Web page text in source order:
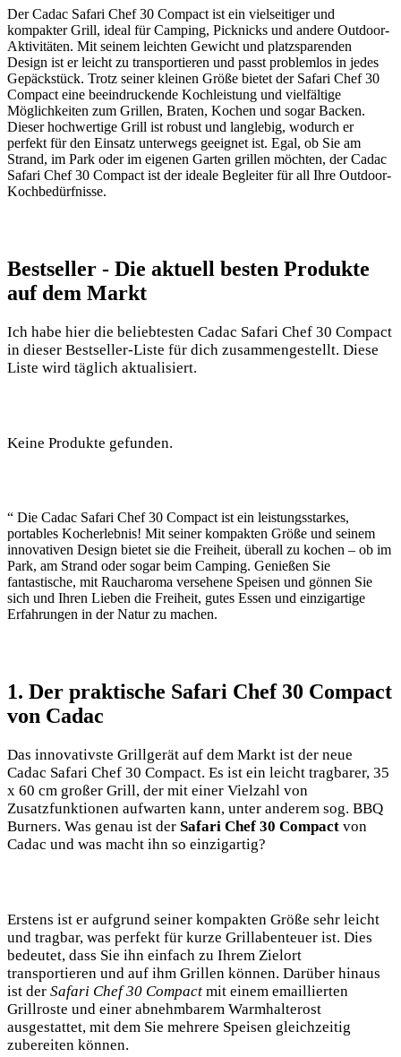
Der Cadac Safari Chef 30 Compact ist ein vielseitiger und
kompakter Grill, ideal für Camping, Picknicks und andere Outdoor-
Aktivitäten. Mit seinem leichten Gewicht und platzsparenden
Design ist er leicht zu transportieren und passt problemlos in jedes
Gepäckstück. Trotz seiner kleinen Größe bietet der Safari Chef 30
Compact eine beeindruckende Kochleistung und vielfältige
Möglichkeiten zum Grillen, Braten, Kochen und sogar Backen.
Dieser hochwertige Grill ist robust und langlebig, wodurch er
perfekt für den Einsatz unterwegs geeignet ist. Egal, ob Sie am
Strand, im Park oder im eigenen Garten grillen möchten, der Cadac
Safari Chef 30 Compact ist der ideale Begleiter für all Ihre Outdoor-
Kochbedürfnisse.
Bestseller ⁣- Die aktuell besten Produkte
auf dem Markt
Ich habe hier⁤ die beliebtesten Cadac Safari Chef 30 Compact
in ⁢dieser Bestseller-Liste für dich ⁣zusammengestellt. Diese
Liste wird täglich aktualisiert.
Keine Produkte gefunden.
“ Die Cadac Safari ‍Chef 30 Compact ist ein leistungsstarkes,
portables Kocherlebnis! Mit seiner‍ kompakten Größe und seinem
innovativen Design‌ bietet⁤ sie die Freiheit, ​überall zu kochen – ob im
Park, am Strand ⁢oder⁣ sogar beim Camping. Genießen Sie‍
fantastische, mit Raucharoma versehene Speisen und​ gönnen Sie
sich und Ihren Lieben die Freiheit, gutes Essen und einzigartige
Erfahrungen in der Natur zu machen.
1. Der praktische Safari Chef 30 Compact
von Cadac
Das innovativste Grillgerät auf dem Markt ist⁢ der neue
Cadac Safari Chef 30​ Compact. Es ist ein leicht tragbarer, 35
x 60 cm großer Grill,​ der mit einer Vielzahl von
Zusatzfunktionen aufwarten kann, unter anderem sog. BBQ
Burners. Was genau ist der Safari Chef 30 Compact von
Cadac und was macht ihn‍ so ⁢einzigartig?
Erstens ist er aufgrund seiner kompakten Größe sehr leicht
und tragbar, was perfekt für kurze Grillabenteuer ist. Dies
bedeutet, dass Sie ihn einfach zu Ihrem Zielort
transportieren‌ und auf ihm Grillen können.⁣ Darüber hinaus
⁤ist der Safari Chef 30 Compact mit einem emaillierten
Grillroste und einer abnehmbarem ​Warmhalterost
ausgestattet, mit dem Sie mehrere Speisen gleichzeitig
zubereiten können.